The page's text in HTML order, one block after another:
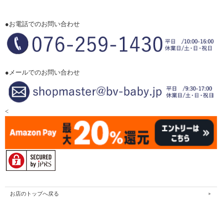
●お電話でのお問い合わせ
●メールでのお問い合わせ
<
お店のトップへ戻る